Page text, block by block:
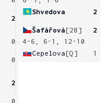
2
0
0
2
0
Shvedova
2
Šafářová[28]
2
4-6, 6-1, 12-10
Cepelova [Q] 1